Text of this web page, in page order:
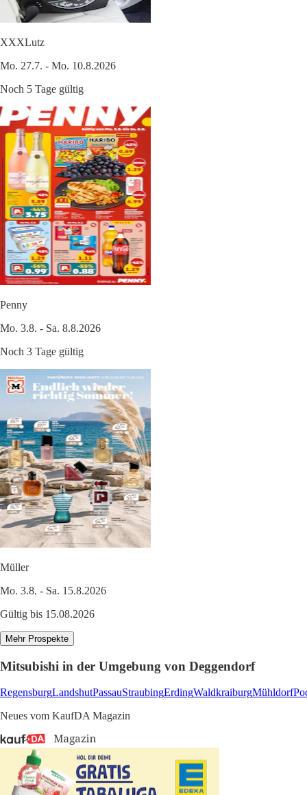
XXXLutz
Mo. 27.7. - Mo. 10.8.2026
Noch 5 Tage gültig
Penny
Mo. 3.8. - Sa. 8.8.2026
Noch 3 Tage gültig
Müller
Mo. 3.8. - Sa. 15.8.2026
Gültig bis 15.08.2026
Mehr Prospekte
Mitsubishi in der Umgebung von Deggendorf
RegensburgLandshutPassauStraubingErdingWaldkraiburgMühldorf
Neues vom KaufDA Magazin